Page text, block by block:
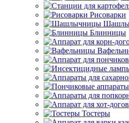
Рисоварки
Блинницы
Тостеры